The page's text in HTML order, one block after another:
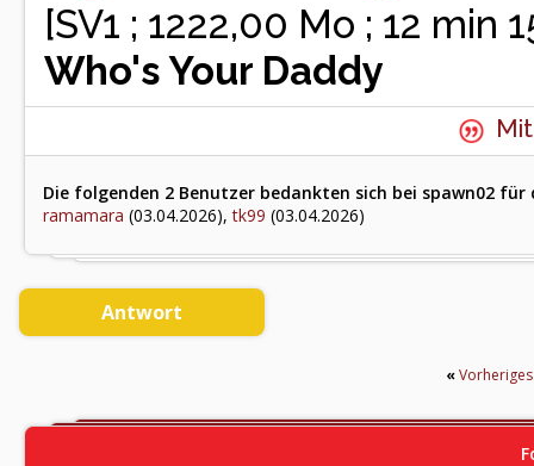
[SV1 ; 1222,00 Mo ; 12 min
Who's Your Daddy
Die folgenden 2 Benutzer bedankten sich bei spawn02 für
ramamara (03.04.2026),tk99 (03.04.2026)
Antwort
«